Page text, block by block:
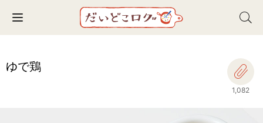
Toggle navigation
ゆで鶏
1,082